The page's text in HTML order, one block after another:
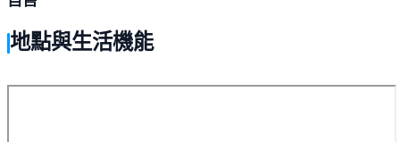
地點與生活機能